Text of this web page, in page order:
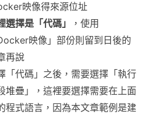
映像得來源位址
選擇是「代碼」
，使用
Docker映像」部份則留到日後的
再說
「代碼」之後，需要選擇「執行
堆疊」，這裡要選擇需要在上面
程式語言，因為本文章範例是建